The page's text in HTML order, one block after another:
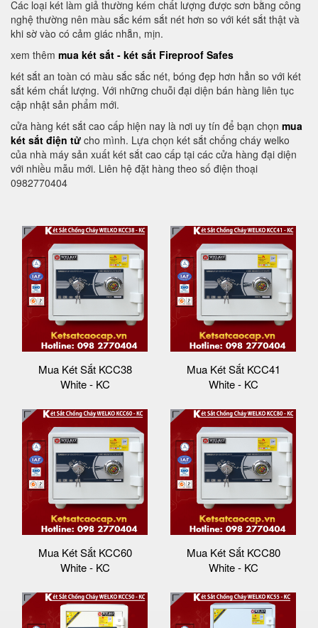
Các loại két làm giả thường kém chất lượng được sơn bằng công
nghệ thường nên màu sắc kém sắt nét hơn so với két sắt thật và
khi sờ vào có cảm giác nhẵn, mịn.
xem thêm mua két sắt - két sắt Fireproof Safes
két sắt an toàn có màu sắc sắc nét, bóng đẹp hơn hẳn so với két
sắt kém chất lượng. Với những chuỗi đại diện bán hàng liên tục
cập nhật sản phẩm mới.
cửa hàng két sắt cao cấp hiện nay là nơi uy tín để bạn chọn mua
két sắt điện tử cho mình. Lựa chọn két sắt chống cháy welko
của nhà máy sản xuất két sắt cao cấp tại các cửa hàng đại diện
với nhiều mẫu mới. Liên hệ đặt hàng theo số điện thoại
0982770404
Mua Két Sắt KCC38
White - KC
Mua Két Sắt KCC41
White - KC
Mua Két Sắt KCC60
White - KC
Mua Két Sắt KCC80
White - KC